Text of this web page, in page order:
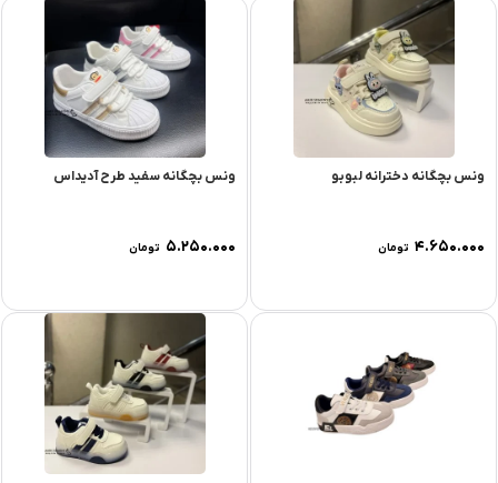
ونس بچگانه دخترانه لبوبو
۴.۶۵۰.۰۰۰ تومان
ونس بچگانه سفید طرح آدیداس
۵.۲۵۰.۰۰۰ تومان